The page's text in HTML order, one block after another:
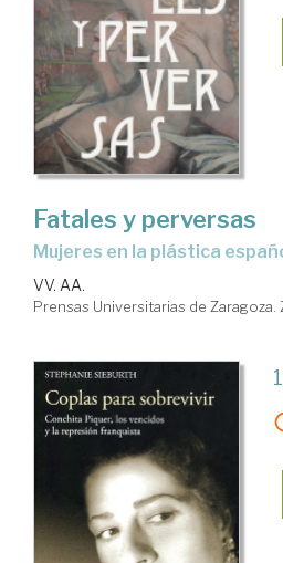
Fatales y perversas
mujeres en la plástica
VV. AA.
Prensas Universitarias de Zaragoza.